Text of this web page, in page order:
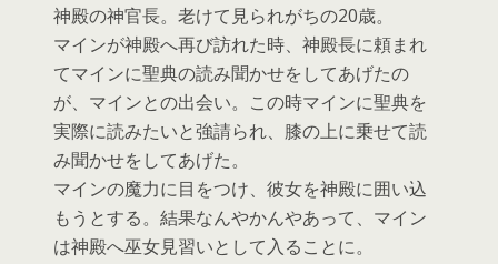
神殿の神官長。老けて見られがちの20歳。
マインが神殿へ再び訪れた時、神殿長に頼まれ
てマインに聖典の読み聞かせをしてあげたの
が、マインとの出会い。この時マインに聖典を
実際に読みたいと強請られ、膝の上に乗せて読
み聞かせをしてあげた。
マインの魔力に目をつけ、彼女を神殿に囲い込
もうとする。結果なんやかんやあって、マイン
は神殿へ巫女見習いとして入ることに。